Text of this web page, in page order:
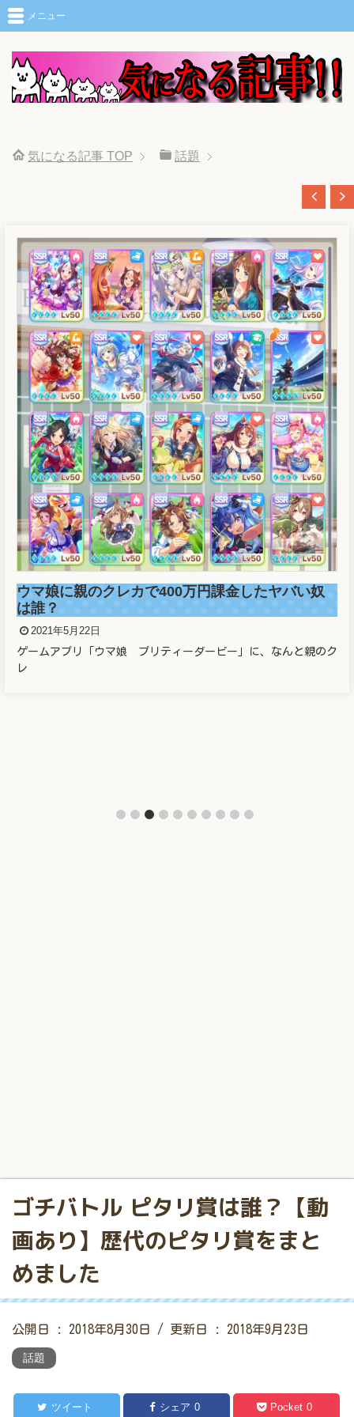
メニュー
気になる記事 TOP 話題
ウマ娘に親のクレカで400万円課金したヤバい奴
は誰？
2021年5月22日
ゲームアプリ「ウマ娘 プリティーダービー」に、なんと親のク
レ
ゴチバトル ピタリ賞は誰？【動
画あり】歴代のピタリ賞をまと
めました
公開日 : 2018年8月30日 / 更新日 : 2018年9月23日
話題
ツイート シェア 0 Pocket 0